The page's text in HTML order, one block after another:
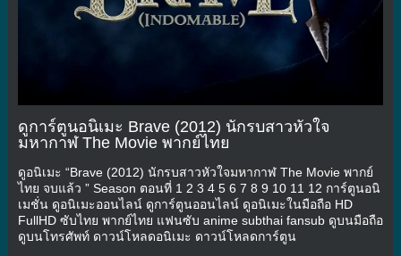
ดูการ์ตูนอนิเมะ Brave (2012) นักรบสาวหัวใจ
มหากาฬ The Movie พากย์ไทย
ดูอนิเมะ “Brave (2012) นักรบสาวหัวใจมหากาฬ The Movie พากย์
ไทย จบแล้ว ” Season ตอนที่ 1 2 3 4 5 6 7 8 9 10 11 12 การ์ตูนอนิ
เมชั่น ดูอนิเมะออนไลน์ ดูการ์ตูนออนไลน์ ดูอนิเมะในมือถือ HD
FullHD ซับไทย พากย์ไทย แฟนซับ anime subthai fansub ดูบนมือถือ
ดูบนโทรศัพท์ ดาวน์โหลดอนิเมะ ดาวน์โหลดการ์ตูน